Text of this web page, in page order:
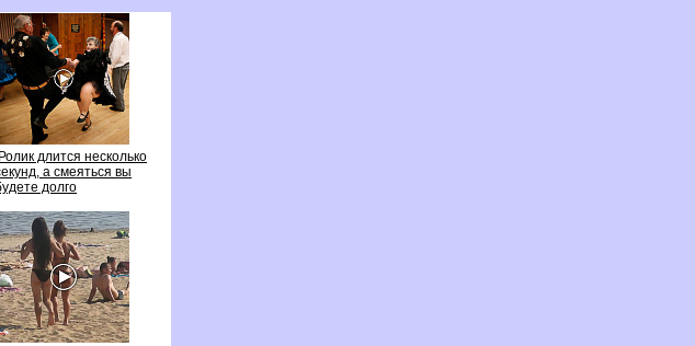
Ролик длится несколько
а смеяться вы
долго